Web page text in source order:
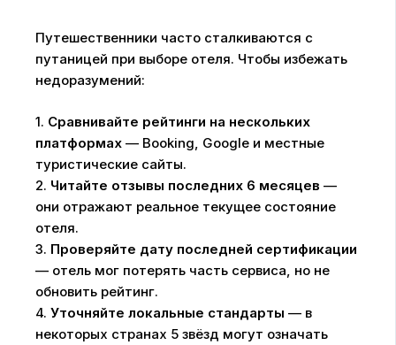
Путешественники часто сталкиваются с
путаницей при выборе отеля. Чтобы избежать
недоразумений:
1. Сравнивайте рейтинги на нескольких
платформах — Booking, Google и местные
туристические сайты.
2. Читайте отзывы последних 6 месяцев —
они отражают реальное текущее состояние
отеля.
3. Проверяйте дату последней сертификации
— отель мог потерять часть сервиса, но не
обновить рейтинг.
4.Уточняйте локальные стандарты — в
некоторых странах 5 звёзд могут означать